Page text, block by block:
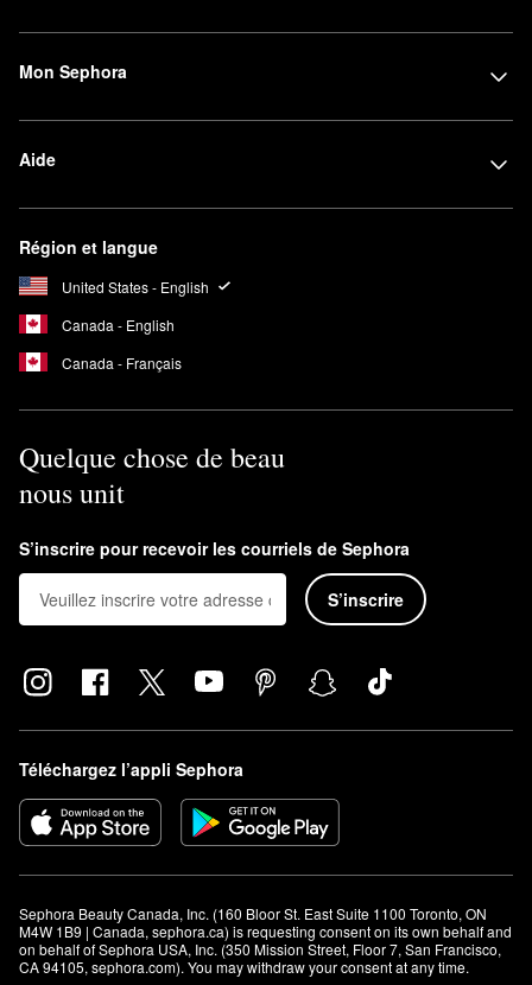
Mon Sephora
Aide
Région et langue
United States - English
Canada - English
Canada - Français
Quelque chose de beau
nous unit
S’inscrire pour recevoir les courriels de Sephora
S’inscrire
Téléchargez l’appli Sephora
Sephora Beauty Canada, Inc. (160 Bloor St. East Suite 1100 Toronto, ON
M4W 1B9 | Canada, sephora.ca) is requesting consent on its own behalf and
on behalf of Sephora USA, Inc. (350 Mission Street, Floor 7, San Francisco,
CA 94105, sephora.com). You may withdraw your consent at any time.